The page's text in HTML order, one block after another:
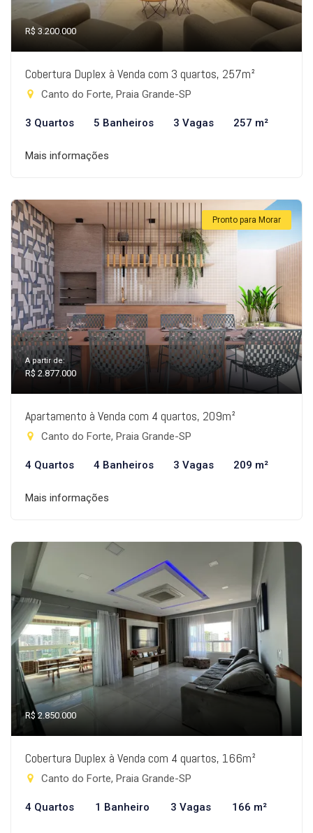
R$ 3.200.000
Cobertura Duplex à Venda com 3 quartos, 257m²
Canto do Forte, Praia Grande-SP
3 Quartos 5 Banheiros 3 Vagas 257 m²
Mais informações
Pronto para Morar
A partir de:
R$ 2.877.000
Apartamento à Venda com 4 quartos, 209m²
Canto do Forte, Praia Grande-SP
4 Quartos 4 Banheiros 3 Vagas 209 m²
Mais informações
R$ 2.850.000
Cobertura Duplex à Venda com 4 quartos, 166m²
Canto do Forte, Praia Grande-SP
4 Quartos 1 Banheiro 3 Vagas 166 m²